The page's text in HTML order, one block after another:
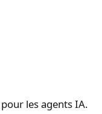
les agents IA.